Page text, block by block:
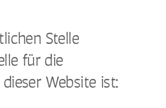
Stelle
für die
Website ist: